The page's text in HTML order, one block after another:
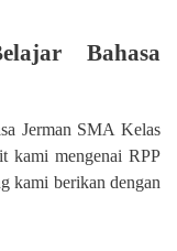
Bahasa
Jerman SMA Kelas
kami mengenai RPP
kami berikan dengan